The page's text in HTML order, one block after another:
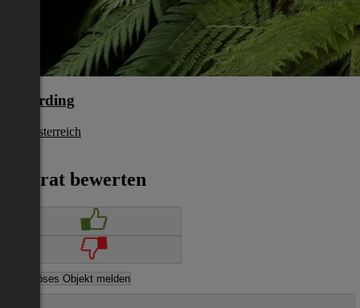
Schärding
Oberösterreich
Inserat bewerten